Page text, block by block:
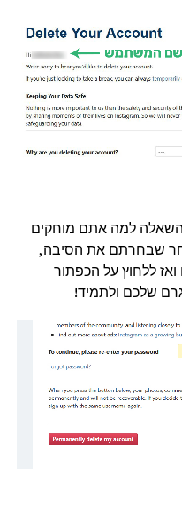
השאלה למה אתם מוחקים
שבחרתם את הסיבה,
ללחוץ על הכפתור
שלכם ולתמיד!